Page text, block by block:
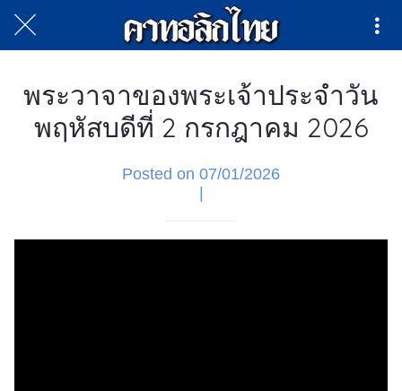
พระวาจาของพระเจ้าประจำวัน
พฤหัสบดีที่ 2 กรกฎาคม 2026
Posted on 07/01/2026
|